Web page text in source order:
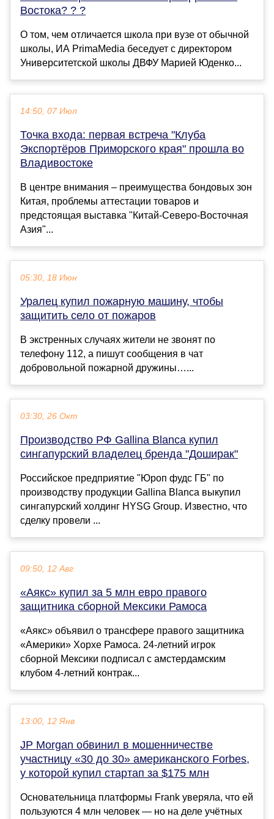
Востока? ? ?
О том, чем отличается школа при вузе от обычной
школы, ИА PrimaMedia беседует с директором
Университетской школы ДВФУ Марией Юденко...
14:50, 07 Июл
Точка входа: первая встреча "Клуба
Экспортёров Приморского края" прошла во
Владивостоке
В центре внимания – преимущества бондовых зон
Китая, проблемы аттестации товаров и
предстоящая выставка "Китай-Северо-Восточная
Азия"...
05:30, 18 Июн
Уралец купил пожарную машину, чтобы
защитить село от пожаров
В экстренных случаях жители не звонят по
телефону 112, а пишут сообщения в чат
добровольной пожарной дружины…...
03:30, 26 Окт
Производство РФ Gallina Blanca купил
сингапурский владелец бренда "Доширак"
Российское предприятие "Юроп фудс ГБ" по
производству продукции Gallina Blanca выкупил
сингапурский холдинг HYSG Group. Известно, что
сделку провели ...
09:50, 12 Авг
«Аякс» купил за 5 млн евро правого
защитника сборной Мексики Рамоса
«Аякс» объявил о трансфере правого защитника
«Америки» Хорхе Рамоса. 24-летний игрок
сборной Мексики подписал с амстердамским
клубом 4-летний контрак...
13:00, 12 Янв
JP Morgan обвинил в мошенничестве
участницу «30 до 30» американского Forbes,
у которой купил стартап за $175 млн
Основательница платформы Frank уверяла, что ей
пользуются 4 млн человек — но на деле учётных